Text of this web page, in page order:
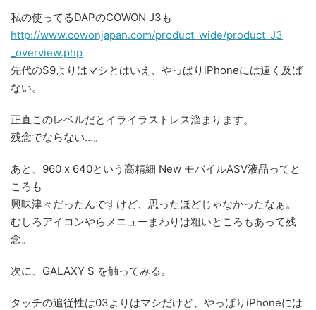
私の使ってるDAPのCOWON J3も
http://www.cowonjapan.com/product_wide/product_J3
_overview.php
先代のS9よりはマシとはいえ、やっぱりiPhoneには遠く及ば
ない。
正直このレベルだとイライラストレス溜まります。
残念でならない…。
あと、960 x 640という高精細 New モバイルASV液晶ってと
ころも
興味津々だったんですけど、思ったほどじゃなかったなぁ。
むしろアイコンやらメニューまわりは粗いところもあって残
念。
次に、GALAXY S を触ってみる。
タッチの追従性は03よりはマシだけど、やっぱりiPhoneには